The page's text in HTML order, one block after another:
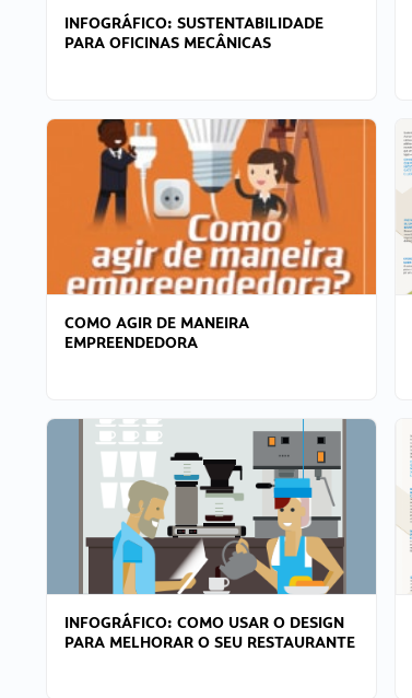
INFOGRÁFICO: SUSTENTABILIDADE
PARA OFICINAS MECÂNICAS
COMO AGIR DE MANEIRA
EMPREENDEDORA
INFOGRÁFICO: COMO USAR O DESIGN
PARA MELHORAR O SEU RESTAURANTE